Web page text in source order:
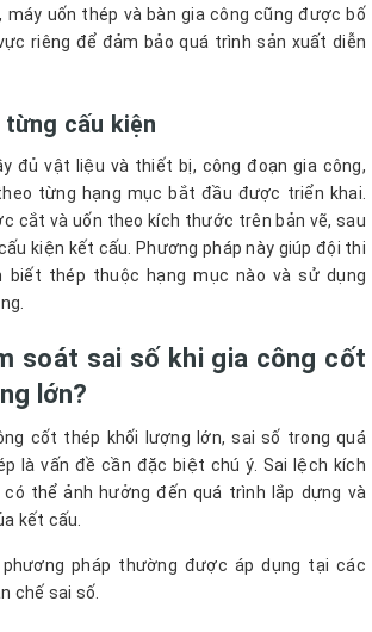
máy uốn thép và bàn gia công cũng được bố
riêng để đảm bảo quá trình sản xuất diễn
cấu kiện
đủ vật liệu và thiết bị, công đoạn gia công,
từng hạng mục bắt đầu được triển khai.
cắt và uốn theo kích thước trên bản vẽ, sau
kiện kết cấu. Phương pháp này giúp đội thi
biết thép thuộc hạng mục nào và sử dụng
soát sai số khi gia công cốt
lớn?
cốt thép khối lượng lớn, sai số trong quá
là vấn đề cần đặc biệt chú ý. Sai lệch kích
thể ảnh hưởng đến quá trình lắp dựng và
kết cấu.
pháp thường được áp dụng tại các
chế sai số.